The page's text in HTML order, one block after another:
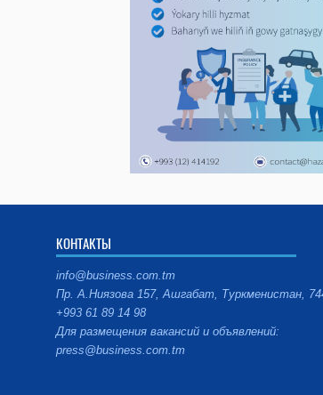
КОНТАКТЫ
info@business.com.tm
Пр. А.Ниязова 157, Ашгабат, Туркменистан,
+993 61 89 14 98
Для размещения вакансий и объявлений:
press@business.com.tm